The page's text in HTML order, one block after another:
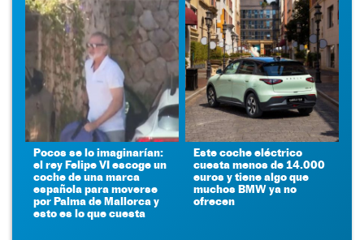
Pocos se lo imaginarían:
el rey Felipe VI escoge un
coche de una marca
española para moverse
por Palma de Mallorca y
esto es lo que cuesta
Este coche eléctrico
cuesta menos de 14.000
euros y tiene algo que
muchos BMW ya no
ofrecen